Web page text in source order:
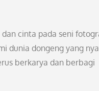
cinta pada seni
dunia dongeng yang
berkarya dan berbagi